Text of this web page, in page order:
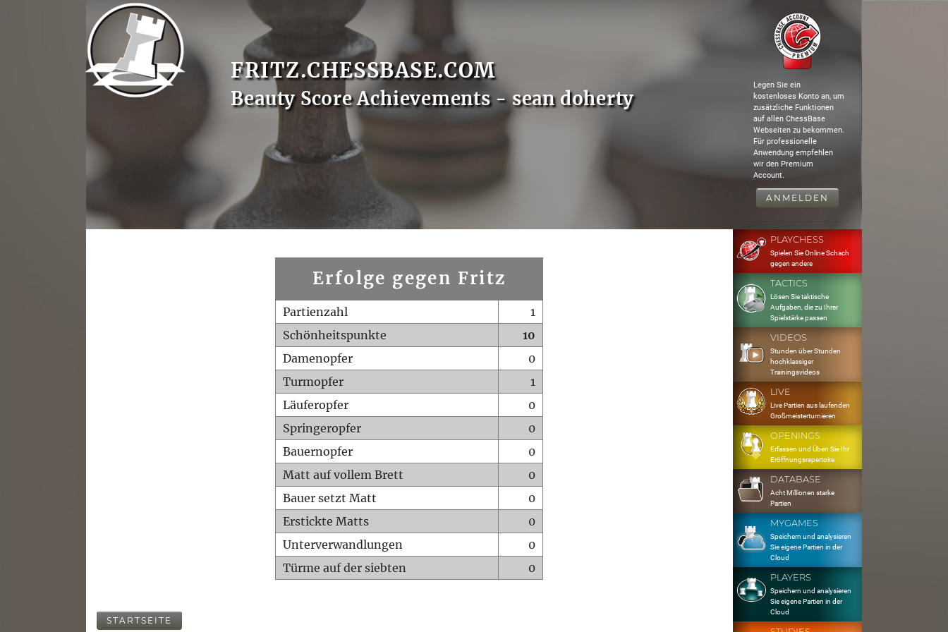
FRITZ.CHESSBASE.COM
Beauty Score Achievements - sean doherty
Legen Sie ein
kostenloses Konto an, um
zusätzliche Funktionen
auf allen ChessBase
Webseiten zu bekommen.
Für professionelle
Anwendung empfehlen
wir den Premium
Account.
ANMELDEN
Erfolge gegen Fritz
Partienzahl
1
Schönheitspunkte
10
Damenopfer
0
Turmopfer
1
Läuferopfer
0
Springeropfer
0
Bauernopfer
0
Matt auf vollem Brett
0
Bauer setzt Matt
0
Erstickte Matts
0
Unterverwandlungen
0
Türme auf der siebten
0
STARTSEITE
PLAYCHESS
Spielen Sie Online Schach
gegen andere
TACTICS
Lösen Sie taktische
Aufgaben, die zu Ihrer
Spielstärke passen
VIDEOS
Stunden über Stunden
hochklassiger
Trainingsvideos
LIVE
Live Partien aus laufenden
Großmeisterturnieren
OPENINGS
Erfassen und Üben Sie Ihr
Eröffnungsrepertoire
DATABASE
Acht Millionen starke
Partien
MYGAMES
Speichern und analysieren
Sie eigene Partien in der
Cloud
PLAYERS
Speichern und analysieren
Sie eigene Partien in der
Cloud